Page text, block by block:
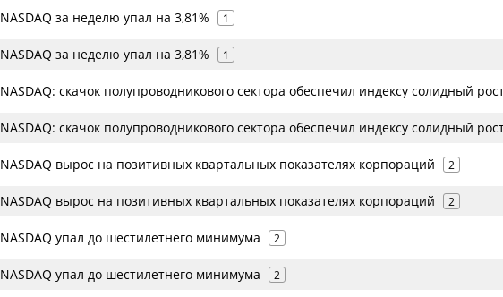
NASDAQ за неделю упал на 3,81% 1
NASDAQ за неделю упал на 3,81% 1
NASDAQ: скачок полупроводникового сектора обеспечил индексу солидный
NASDAQ: скачок полупроводникового сектора обеспечил индексу солидный
NASDAQ вырос на позитивных квартальных показателях корпораций 2
NASDAQ вырос на позитивных квартальных показателях корпораций 2
NASDAQ упал до шестилетнего минимума 2
NASDAQ упал до шестилетнего минимума 2